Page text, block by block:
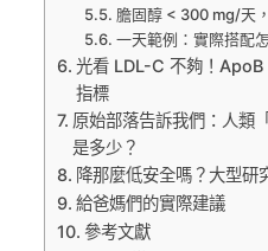
膽固醇 < 300 mg/天
一天範例：實際搭配
光看 LDL-C 不夠！
指標
原始部落告訴我們：人類
是多少？
降那麼低安全嗎？大型研
給爸媽們的實際建議
參考文獻